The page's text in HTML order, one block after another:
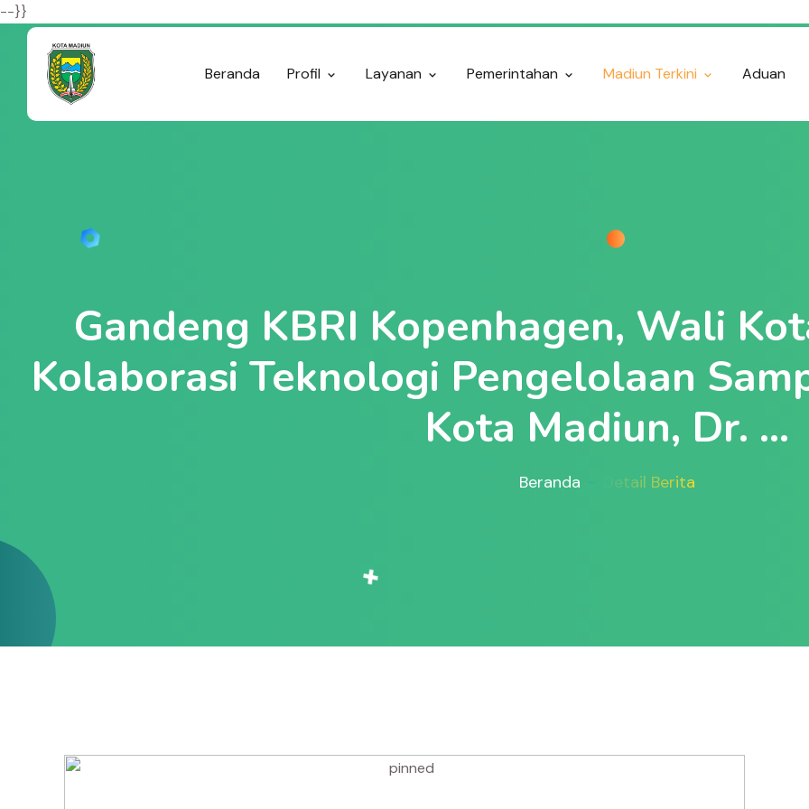
--}}
Beranda Profil Layanan Pemerintahan Madiun Terkini Aduan
Gandeng KBRI Kopenhagen, Wali
Kolaborasi Teknologi Pengelolaan
Kota Madiun, Dr. ...
Beranda Detail Berita